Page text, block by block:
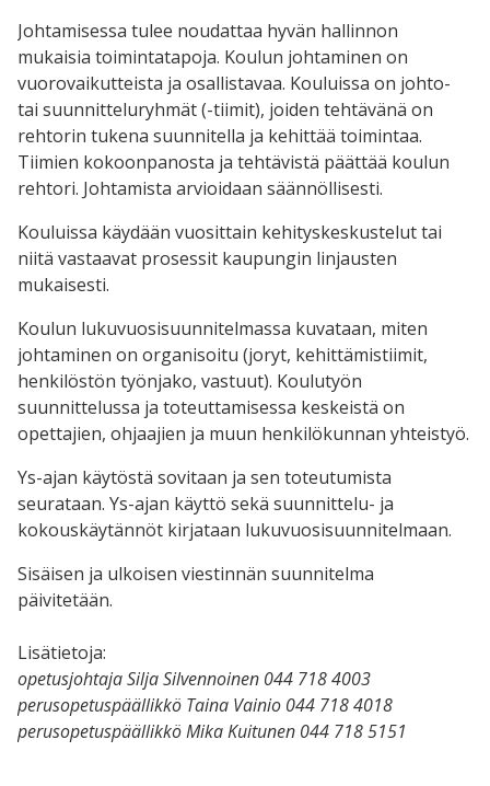
Johtamisessa tulee noudattaa hyvän hallinnon
mukaisia toimintatapoja. Koulun johtaminen on
vuorovaikutteista ja osallistavaa. Kouluissa on johto-
tai suunnitteluryhmät (-tiimit), joiden tehtävänä on
rehtorin tukena suunnitella ja kehittää toimintaa.
Tiimien kokoonpanosta ja tehtävistä päättää koulun
rehtori. Johtamista arvioidaan säännöllisesti.
Kouluissa käydään vuosittain kehityskeskustelut tai
niitä vastaavat prosessit kaupungin linjausten
mukaisesti.
Koulun lukuvuosisuunnitelmassa kuvataan, miten
johtaminen on organisoitu (joryt, kehittämistiimit,
henkilöstön työnjako, vastuut). Koulutyön
suunnittelussa ja toteuttamisessa keskeistä on
opettajien, ohjaajien ja muun henkilökunnan yhteistyö.
Ys-ajan käytöstä sovitaan ja sen toteutumista
seurataan. Ys-ajan käyttö sekä suunnittelu- ja
kokouskäytännöt kirjataan lukuvuosisuunnitelmaan.
Sisäisen ja ulkoisen viestinnän suunnitelma
päivitetään.
Lisätietoja:
opetusjohtaja Silja Silvennoinen 044 718 4003
perusopetuspäällikkö Taina Vainio 044 718 4018
perusopetuspäällikkö Mika Kuitunen 044 718 5151